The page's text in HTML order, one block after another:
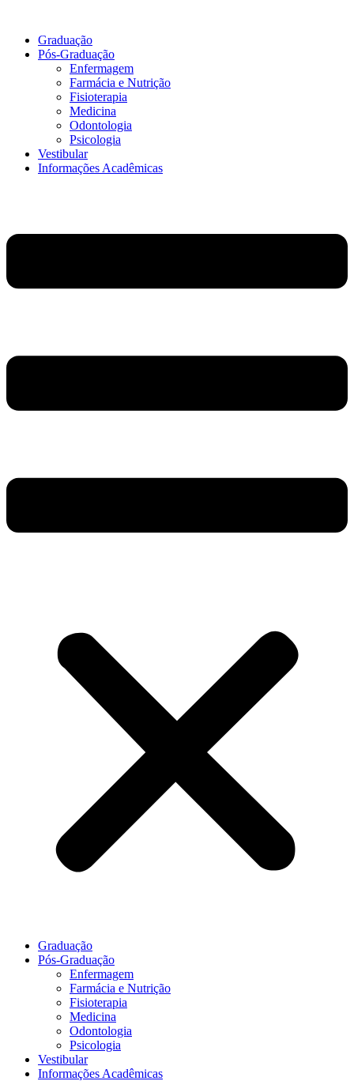
Graduação
Pós-Graduação
Enfermagem
Farmácia e Nutrição
Fisioterapia
Medicina
Odontologia
Psicologia
Vestibular
Informações Acadêmicas
Graduação
Pós-Graduação
Enfermagem
Farmácia e Nutrição
Fisioterapia
Medicina
Odontologia
Psicologia
Vestibular
Informações Acadêmicas